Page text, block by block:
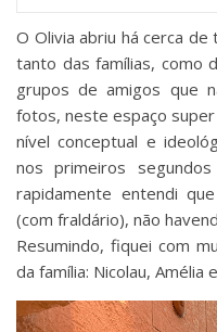
O Olivia abriu há cerca
tanto das famílias, como
grupos de amigos que
fotos, neste espaço
nível conceptual e
nos primeiros
rapidamente entendi
(com fraldário), não
Resumindo, fiquei com
da família: Nicolau, Amélia